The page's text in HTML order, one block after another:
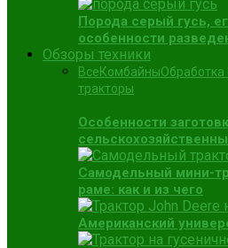
Порода серый гусь,
особенности
Обзоры техники
ВсеКомбайныОбработка
тракторы
Особенности
Самодельный мини-
раме: как и из чего
Американский